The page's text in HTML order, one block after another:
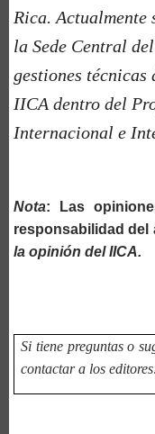
Rica. Actualmente
la Sede Central
gestiones técnicas
IICA dentro del
Internacional e
Nota: Las
responsabilidad
la opinión del IICA.
Si tiene preguntas o
contactar a los